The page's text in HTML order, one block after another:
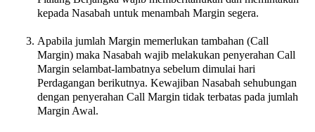
kepada Nasabah untuk menambah Margin segera.
Apabila jumlah Margin memerlukan tambahan (Call
Margin) maka Nasabah wajib melakukan penyerahan Call
Margin selambat-lambatnya sebelum dimulai hari
Perdagangan berikutnya. Kewajiban Nasabah sehubungan
dengan penyerahan Call Margin tidak terbatas pada jumlah
Margin Awal.